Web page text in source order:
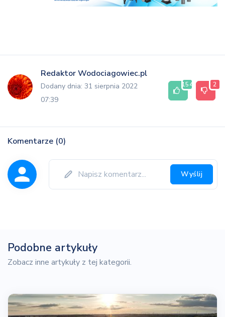
Redaktor Wodociagowiec.pl
Dodany dnia: 31 sierpnia 2022
07:39
154 2
Komentarze (0)
Wyślij
Podobne artykuły
Zobacz inne artykuły z tej kategorii.